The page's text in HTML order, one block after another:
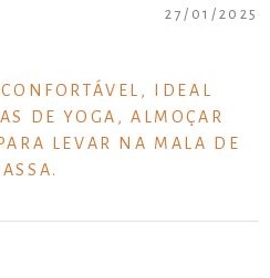
27/01/2025
IDEAL
DE YOGA, ALMOÇAR
LEVAR NA MALA DE